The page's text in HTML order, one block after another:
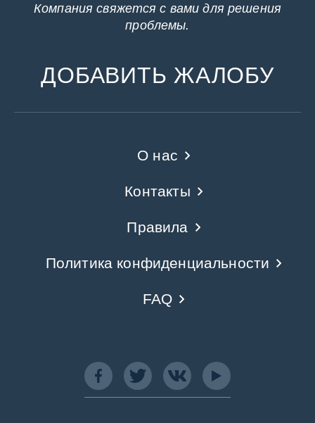
Компания свяжется с вами для решения
проблемы.
ДОБАВИТЬ ЖАЛОБУ
О нас
Контакты
Правила
Политика конфиденциальности
FAQ